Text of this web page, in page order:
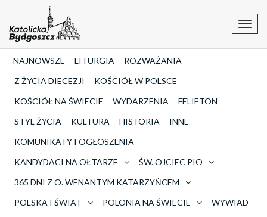
NAJNOWSZE LITURGIA
ROZWAŻANIA
Z ŻYCIA DIECEZJI
KOŚCIÓŁ W POLSCE
KOŚCIÓŁ NA ŚWIECIE
WYDARZENIA
FELIETON
STYL ŻYCIA
KULTURA HISTORIA
INNE
KOMUNIKATY I OGŁOSZENIA
KANDYDACI NA OŁTARZE
ŚW. OJCIEC PIO
365 DNI Z O. WENANTYM KATARZYŃCEM
POLSKA I ŚWIAT
POLONIA NA ŚWIECIE
WYWIAD